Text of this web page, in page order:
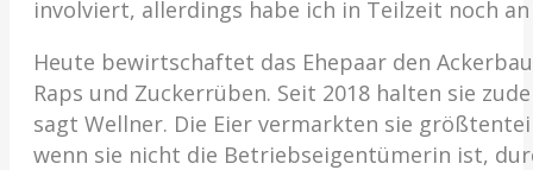
involviert, allerdings habe ich in Teilzeit noch
Heute bewirtschaftet das Ehepaar den
Raps und Zuckerrüben. Seit 2018 halten sie
sagt Wellner. Die Eier vermarkten sie
wenn sie nicht die Betriebseigentümerin ist,